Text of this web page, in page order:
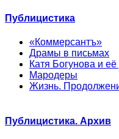
Публицистика
«Коммерсантъ»
Драмы в письмах
Катя Богунова и её
Мародеры
Жизнь.
Публицистика. Архив